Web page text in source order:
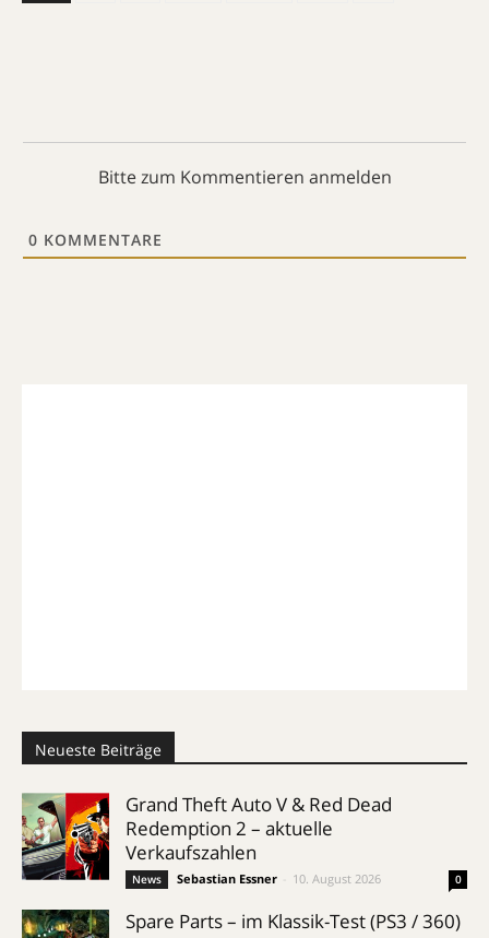
Bitte zum Kommentieren anmelden
0 KOMMENTARE
Neueste Beiträge
Grand Theft Auto V & Red Dead
Redemption 2 – aktuelle
Verkaufszahlen
News Sebastian Essner 10. August 2026 0
Spare Parts – im Klassik-Test (PS3 / 360)